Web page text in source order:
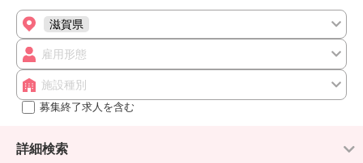
滋賀県
雇用形態
施設種別
募集終了求人を含む
詳細検索